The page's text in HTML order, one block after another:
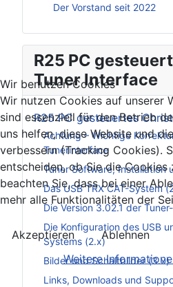
Der Vorstand seit 2022
R25 PC
Tuner Interface
R25 PC gesteuertes
Achtung – Wichtige
Tunerinterface
Tuner Software, Installation
Das USB TRX CAT-System
Die Version 3.02.1 der
Die Konfiguration des USB
Systems (2.x)
Bilder und Schaltbilder (3.x)
Links, Downloads und
Wir benutzen Cookies
Wir nutzen Cookies auf unserer
sind essenziell für den Betrieb
uns helfen, diese Website und
verbessern (Tracking Cookies).
entscheiden, ob Sie die Cookies
beachten Sie, dass bei einer
mehr alle Funktionalitäten der
Akzeptieren
Ablehnen
Weitere